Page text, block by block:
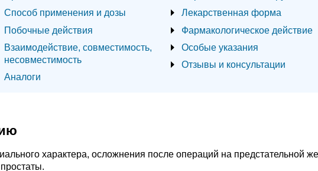
Способ применения и дозы
Побочные действия
Взаимодействие, совместимость,
несовместимость
Аналоги
Лекарственная форма
Фармакологическое действие
Особые указания
Отзывы и консультации
характера, осложнения после операций на предстательной